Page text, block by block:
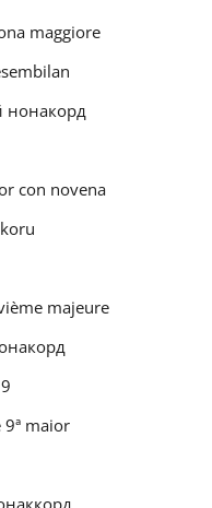
maggiore
нонакорд
con novena
majeure
9ª maior